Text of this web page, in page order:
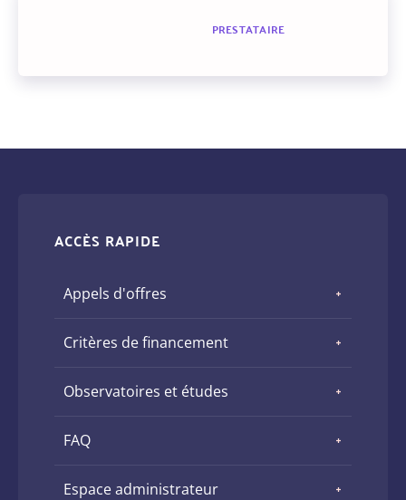
PRESTATAIRE
ACCÈS RAPIDE
Appels d'offres
Critères de financement
Observatoires et études
FAQ
Espace administrateur